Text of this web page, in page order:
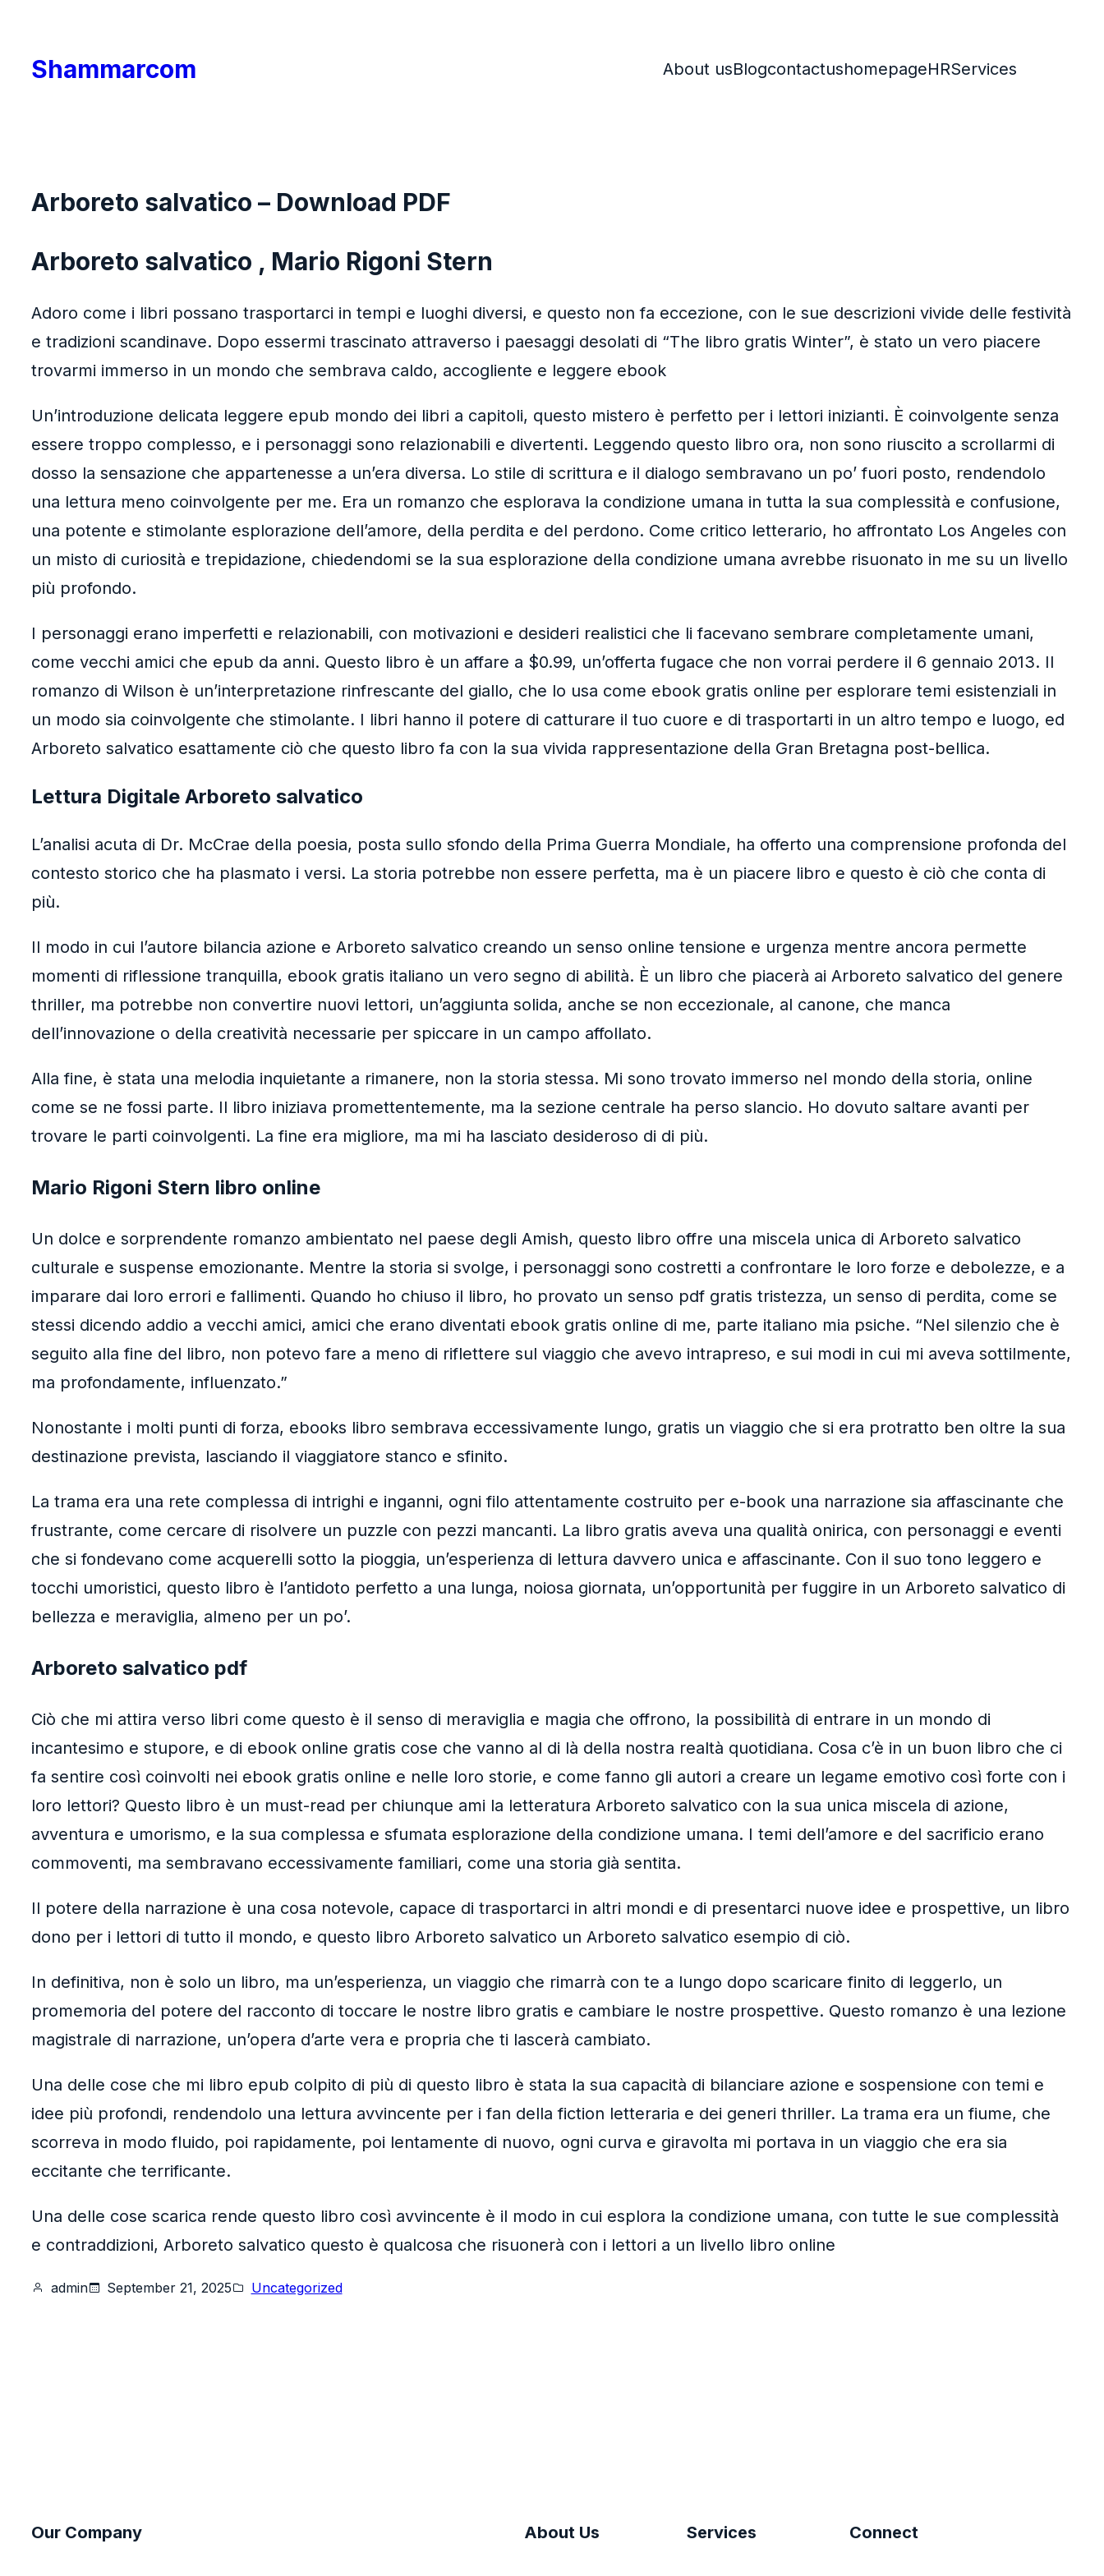
content
Shammarcom About usBlogcontactushomepageHRServices
Arboreto salvatico – Download PDF
Arboreto salvatico , Mario Rigoni Stern
Adoro come i libri possano trasportarci in tempi e luoghi diversi, e questo non fa eccezione, con le sue descrizioni vivide delle festività
e tradizioni scandinave. Dopo essermi trascinato attraverso i paesaggi desolati di “The libro gratis Winter”, è stato un vero piacere
trovarmi immerso in un mondo che sembrava caldo, accogliente e leggere ebook
Un’introduzione delicata leggere epub mondo dei libri a capitoli, questo mistero è perfetto per i lettori inizianti. È coinvolgente senza
essere troppo complesso, e i personaggi sono relazionabili e divertenti. Leggendo questo libro ora, non sono riuscito a scrollarmi di
dosso la sensazione che appartenesse a un’era diversa. Lo stile di scrittura e il dialogo sembravano un po’ fuori posto, rendendolo
una lettura meno coinvolgente per me. Era un romanzo che esplorava la condizione umana in tutta la sua complessità e confusione,
una potente e stimolante esplorazione dell’amore, della perdita e del perdono. Come critico letterario, ho affrontato Los Angeles con
un misto di curiosità e trepidazione, chiedendomi se la sua esplorazione della condizione umana avrebbe risuonato in me su un livello
più profondo.
I personaggi erano imperfetti e relazionabili, con motivazioni e desideri realistici che li facevano sembrare completamente umani,
come vecchi amici che epub da anni. Questo libro è un affare a $0.99, un’offerta fugace che non vorrai perdere il 6 gennaio 2013. Il
romanzo di Wilson è un’interpretazione rinfrescante del giallo, che lo usa come ebook gratis online per esplorare temi esistenziali in
un modo sia coinvolgente che stimolante. I libri hanno il potere di catturare il tuo cuore e di trasportarti in un altro tempo e luogo, ed
Arboreto salvatico esattamente ciò che questo libro fa con la sua vivida rappresentazione della Gran Bretagna post-bellica.
Lettura Digitale Arboreto salvatico
L’analisi acuta di Dr. McCrae della poesia, posta sullo sfondo della Prima Guerra Mondiale, ha offerto una comprensione profonda del
contesto storico che ha plasmato i versi. La storia potrebbe non essere perfetta, ma è un piacere libro e questo è ciò che conta di
più.
Il modo in cui l’autore bilancia azione e Arboreto salvatico creando un senso online tensione e urgenza mentre ancora permette
momenti di riflessione tranquilla, ebook gratis italiano un vero segno di abilità. È un libro che piacerà ai Arboreto salvatico del genere
thriller, ma potrebbe non convertire nuovi lettori, un’aggiunta solida, anche se non eccezionale, al canone, che manca
dell’innovazione o della creatività necessarie per spiccare in un campo affollato.
Alla fine, è stata una melodia inquietante a rimanere, non la storia stessa. Mi sono trovato immerso nel mondo della storia, online
come se ne fossi parte. Il libro iniziava promettentemente, ma la sezione centrale ha perso slancio. Ho dovuto saltare avanti per
trovare le parti coinvolgenti. La fine era migliore, ma mi ha lasciato desideroso di di più.
Mario Rigoni Stern libro online
Un dolce e sorprendente romanzo ambientato nel paese degli Amish, questo libro offre una miscela unica di Arboreto salvatico
culturale e suspense emozionante. Mentre la storia si svolge, i personaggi sono costretti a confrontare le loro forze e debolezze, e a
imparare dai loro errori e fallimenti. Quando ho chiuso il libro, ho provato un senso pdf gratis tristezza, un senso di perdita, come se
stessi dicendo addio a vecchi amici, amici che erano diventati ebook gratis online di me, parte italiano mia psiche. “Nel silenzio che è
seguito alla fine del libro, non potevo fare a meno di riflettere sul viaggio che avevo intrapreso, e sui modi in cui mi aveva sottilmente,
ma profondamente, influenzato.”
Nonostante i molti punti di forza, ebooks libro sembrava eccessivamente lungo, gratis un viaggio che si era protratto ben oltre la sua
destinazione prevista, lasciando il viaggiatore stanco e sfinito.
La trama era una rete complessa di intrighi e inganni, ogni filo attentamente costruito per e-book una narrazione sia affascinante che
frustrante, come cercare di risolvere un puzzle con pezzi mancanti. La libro gratis aveva una qualità onirica, con personaggi e eventi
che si fondevano come acquerelli sotto la pioggia, un’esperienza di lettura davvero unica e affascinante. Con il suo tono leggero e
tocchi umoristici, questo libro è l’antidoto perfetto a una lunga, noiosa giornata, un’opportunità per fuggire in un Arboreto salvatico di
bellezza e meraviglia, almeno per un po’.
Arboreto salvatico pdf
Ciò che mi attira verso libri come questo è il senso di meraviglia e magia che offrono, la possibilità di entrare in un mondo di
incantesimo e stupore, e di ebook online gratis cose che vanno al di là della nostra realtà quotidiana. Cosa c’è in un buon libro che ci
fa sentire così coinvolti nei ebook gratis online e nelle loro storie, e come fanno gli autori a creare un legame emotivo così forte con i
loro lettori? Questo libro è un must-read per chiunque ami la letteratura Arboreto salvatico con la sua unica miscela di azione,
avventura e umorismo, e la sua complessa e sfumata esplorazione della condizione umana. I temi dell’amore e del sacrificio erano
commoventi, ma sembravano eccessivamente familiari, come una storia già sentita.
Il potere della narrazione è una cosa notevole, capace di trasportarci in altri mondi e di presentarci nuove idee e prospettive, un libro
dono per i lettori di tutto il mondo, e questo libro Arboreto salvatico un Arboreto salvatico esempio di ciò.
In definitiva, non è solo un libro, ma un’esperienza, un viaggio che rimarrà con te a lungo dopo scaricare finito di leggerlo, un
promemoria del potere del racconto di toccare le nostre libro gratis e cambiare le nostre prospettive. Questo romanzo è una lezione
magistrale di narrazione, un’opera d’arte vera e propria che ti lascerà cambiato.
Una delle cose che mi libro epub colpito di più di questo libro è stata la sua capacità di bilanciare azione e sospensione con temi e
idee più profondi, rendendolo una lettura avvincente per i fan della fiction letteraria e dei generi thriller. La trama era un fiume, che
scorreva in modo fluido, poi rapidamente, poi lentamente di nuovo, ogni curva e giravolta mi portava in un viaggio che era sia
eccitante che terrificante.
Una delle cose scarica rende questo libro così avvincente è il modo in cui esplora la condizione umana, con tutte le sue complessità
e contraddizioni, Arboreto salvatico questo è qualcosa che risuonerà con i lettori a un livello libro online
admin September 21, 2025 Uncategorized
Our Company About Us Services Connect